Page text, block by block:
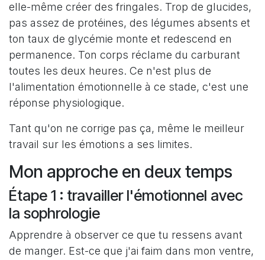
elle-même créer des fringales. Trop de glucides,
pas assez de protéines, des légumes absents et
ton taux de glycémie monte et redescend en
permanence. Ton corps réclame du carburant
toutes les deux heures. Ce n'est plus de
l'alimentation émotionnelle à ce stade, c'est une
réponse physiologique.
Tant qu'on ne corrige pas ça, même le meilleur
travail sur les émotions a ses limites.
Mon approche en deux temps
Étape 1 : travailler l'émotionnel avec
la sophrologie
Apprendre à observer ce que tu ressens avant
de manger. Est-ce que j'ai faim dans mon ventre,